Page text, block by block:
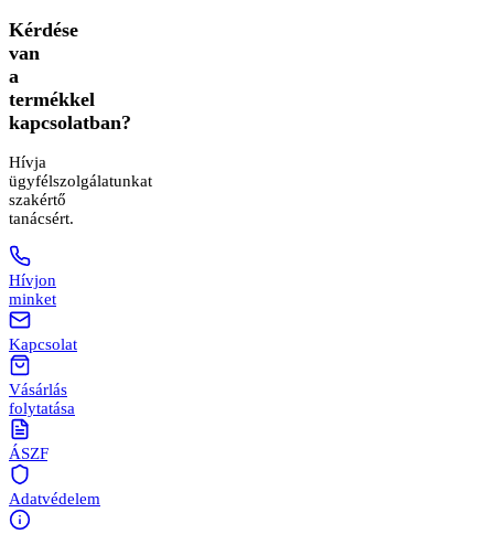
Kérdése
van
a
termékkel
kapcsolatban?
Hívja
ügyfélszolgálatunkat
szakértő
tanácsért.
Hívjon
minket
Kapcsolat
Vásárlás
folytatása
ÁSZF
Adatvédelem